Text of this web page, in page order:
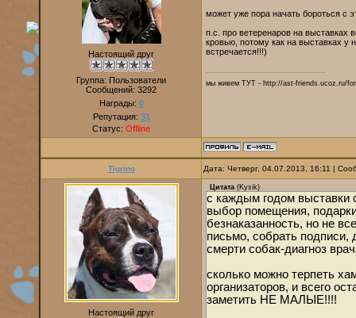
Настоящий друг
Группа: Пользователи
Сообщений: 3292
Награды: 0
Репутация: 31
Статус: Offline
может уже пора начать бороться с
п.с. про ветеренаров на выставках
кровью, потому как на выставках у
встречается!!!)
мы живем ТУТ - http://ast-friends.ucoz.ru/
Tigrino Дата: Четверг, 04.07.2013, 16:11 |
Настоящий друг
Цитата (Kysik)
с каждым годом выставки
выбор помещения,
безнаказанность, но не
письмо, собрать подписи,
смерти собак-диагноз
сколько можно терпеть
организаторов, и всего
заметить НЕ МАЛЫЕ!!!!